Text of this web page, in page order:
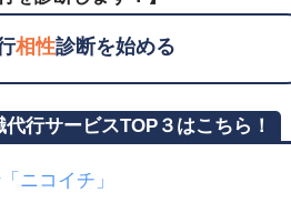
相性診断を始める
行サービスTOP３はこちら！
ニコイチ」